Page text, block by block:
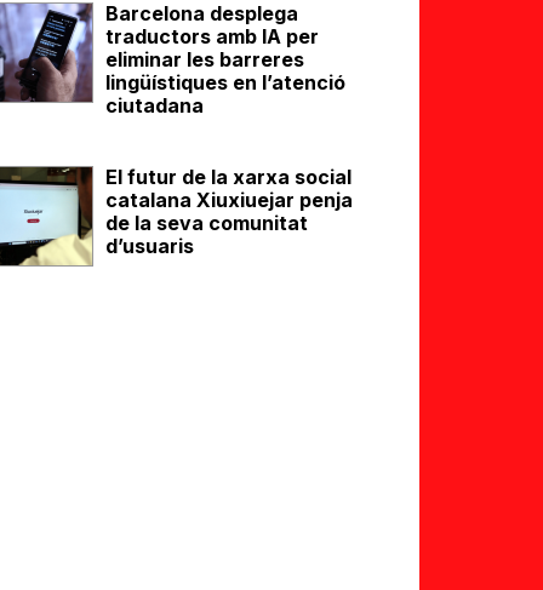
Barcelona desplega
traductors amb IA per
eliminar les barreres
lingüístiques en l’atenció
ciutadana
El futur de la xarxa social
catalana Xiuxiuejar penja
de la seva comunitat
d’usuaris